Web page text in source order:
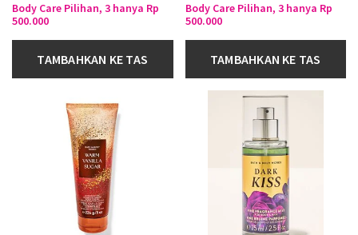
Body Care Pilihan, 3 hanya Rp
500.000
TAMBAHKAN KE TAS
Body Care Pilihan, 3 hanya Rp
500.000
TAMBAHKAN KE TAS